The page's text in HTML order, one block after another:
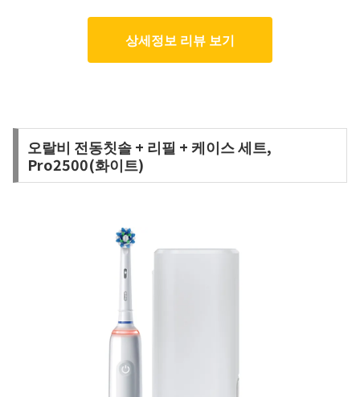
상세정보 리뷰 보기
오랄비 전동칫솔 + 리필 + 케이스 세트,
Pro2500(화이트)